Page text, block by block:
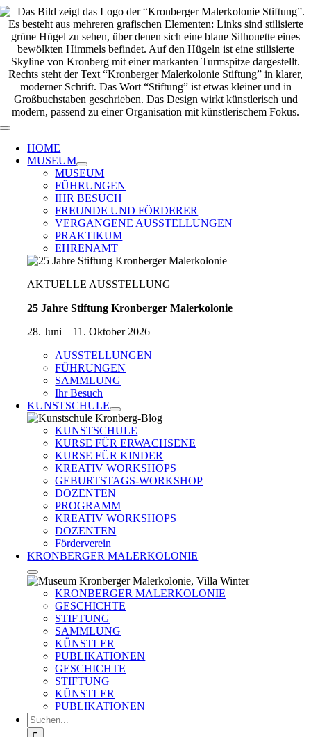
Zum
Inhalt
springen
Toggle
Navigation
HOME
MUSEUM
MUSEUM
FÜHRUNGEN
IHR BESUCH
FREUNDE UND FÖRDERER
VERGANGENE AUSSTELLUNGEN
PRAKTIKUM
EHRENAMT
AKTUELLE AUSSTELLUNG
25 Jahre Stiftung Kronberger Malerkolonie
28. Juni – 11. Oktober 2026
AUSSTELLUNGEN
FÜHRUNGEN
SAMMLUNG
Ihr Besuch
KUNSTSCHULE
KUNSTSCHULE
KURSE FÜR ERWACHSENE
KURSE FÜR KINDER
KREATIV WORKSHOPS
GEBURTSTAGS-WORKSHOP
DOZENTEN
PROGRAMM
KREATIV WORKSHOPS
DOZENTEN
Förderverein
KRONBERGER MALERKOLONIE
KRONBERGER MALERKOLONIE
GESCHICHTE
STIFTUNG
SAMMLUNG
KÜNSTLER
PUBLIKATIONEN
GESCHICHTE
STIFTUNG
KÜNSTLER
PUBLIKATIONEN
Suche
nach: